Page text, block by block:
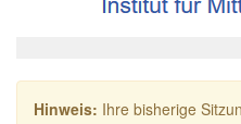
Hinweis: Ihre bisherige